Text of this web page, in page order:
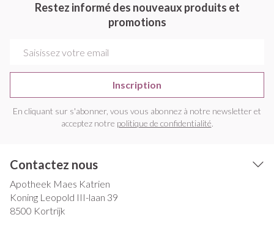
Restez informé des nouveaux produits et
promotions
Inscription
En cliquant sur s'abonner, vous vous abonnez à notre newsletter et
acceptez notre politique de confidentialité.
Contactez nous
Apotheek Maes Katrien
Koning Leopold III-laan 39
8500 Kortrijk